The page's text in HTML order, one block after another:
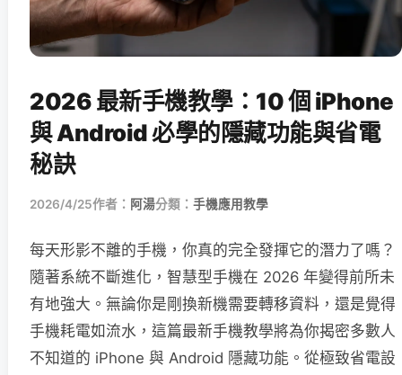
2026 最新手機教學：10 個 iPhone
與 Android 必學的隱藏功能與省電
秘訣
2026/4/25作者： 阿湯分類： 手機應用教學
每天形影不離的手機，你真的完全發揮它的潛力了嗎？
隨著系統不斷進化，智慧型手機在 2026 年變得前所未
有地強大。無論你是剛換新機需要轉移資料，還是覺得
手機耗電如流水，這篇最新手機教學將為你揭密多數人
不知道的 iPhone 與 Android 隱藏功能。從極致省電設